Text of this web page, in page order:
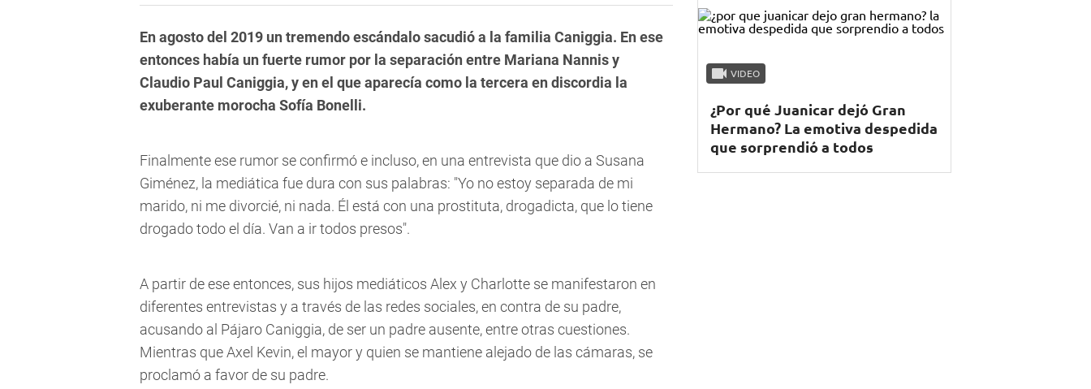
En agosto del 2019 un tremendo escándalo sacudió a la familia Caniggia. En ese
entonces había un fuerte rumor por la separación entre Mariana Nannis y
Claudio Paul Caniggia, y en el que aparecía como la tercera en discordia la
exuberante morocha Sofía Bonelli.
Finalmente ese rumor se confirmó e incluso, en una entrevista que dio a Susana
Giménez, la mediática fue dura con sus palabras: "Yo no estoy separada de mi
marido, ni me divorcié, ni nada. Él está con una prostituta, drogadicta, que lo tiene
drogado todo el día. Van a ir todos presos".
A partir de ese entonces, sus hijos mediáticos Alex y Charlotte se manifestaron en
diferentes entrevistas y a través de las redes sociales, en contra de su padre,
acusando al Pájaro Caniggia, de ser un padre ausente, entre otras cuestiones.
Mientras que Axel Kevin, el mayor y quien se mantiene alejado de las cámaras, se
proclamó a favor de su padre.
VIDEO
¿Por qué Juanicar dejó Gran
Hermano? La emotiva despedida
que sorprendió a todos